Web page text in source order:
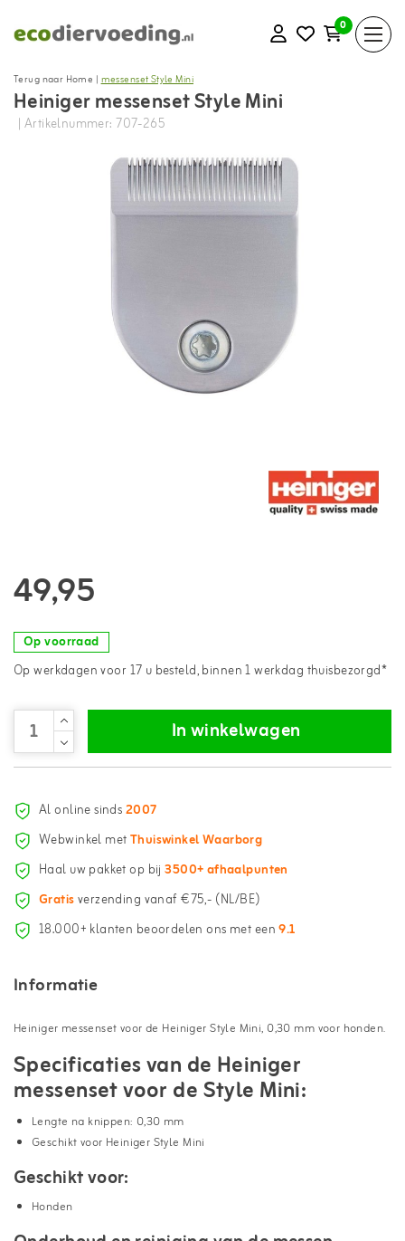
0
Terug naar Home |messenset Style Mini
Heiniger messenset Style Mini
| Artikelnummer: 707-265
49,95
Op voorraad
Op werkdagen voor 17 u besteld, binnen 1 werkdag thuisbezorgd*
In winkelwagen
Al online sinds2007
Webwinkel metThuiswinkel Waarborg
Haal uw pakket op bij3500+ afhaalpunten
Gratisverzending vanaf €75,- (NL/BE)
18.000+ klanten beoordelen ons met een9.1
Informatie
Heiniger messenset voor de Heiniger Style Mini, 0,30 mm voor honden.
Specificaties van de Heiniger
messenset voor de Style Mini:
Lengte na knippen: 0,30 mm
Geschikt voor Heiniger Style Mini
Geschikt voor:
Honden